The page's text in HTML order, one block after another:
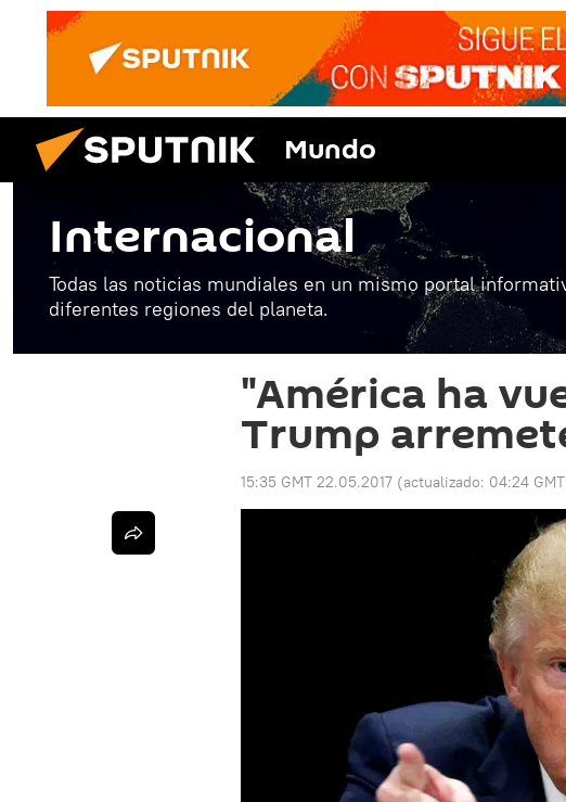
Mundo
Internacional
Todas las noticias mundiales en un mismo portal
diferentes regiones del planeta.
"América ha
Trump
15:35 GMT 22.05.2017 (actualizado: 04:24